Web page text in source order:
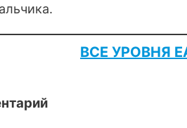
ВСЕ УРОВНЯ